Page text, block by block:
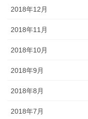
2018年12月
2018年11月
2018年10月
2018年9月
2018年8月
2018年7月